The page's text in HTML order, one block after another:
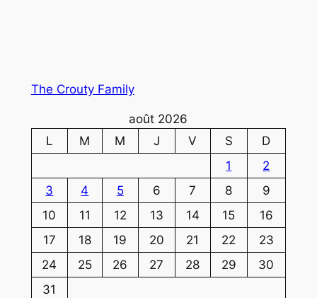
The Crouty Family
août 2026
L
M M J V S
D
1
2
3
4 5 6 7 8
9
10
11 12 13 14 15
16
17
18 19 20 21 22
23
24
25 26 27 28 29
30
31